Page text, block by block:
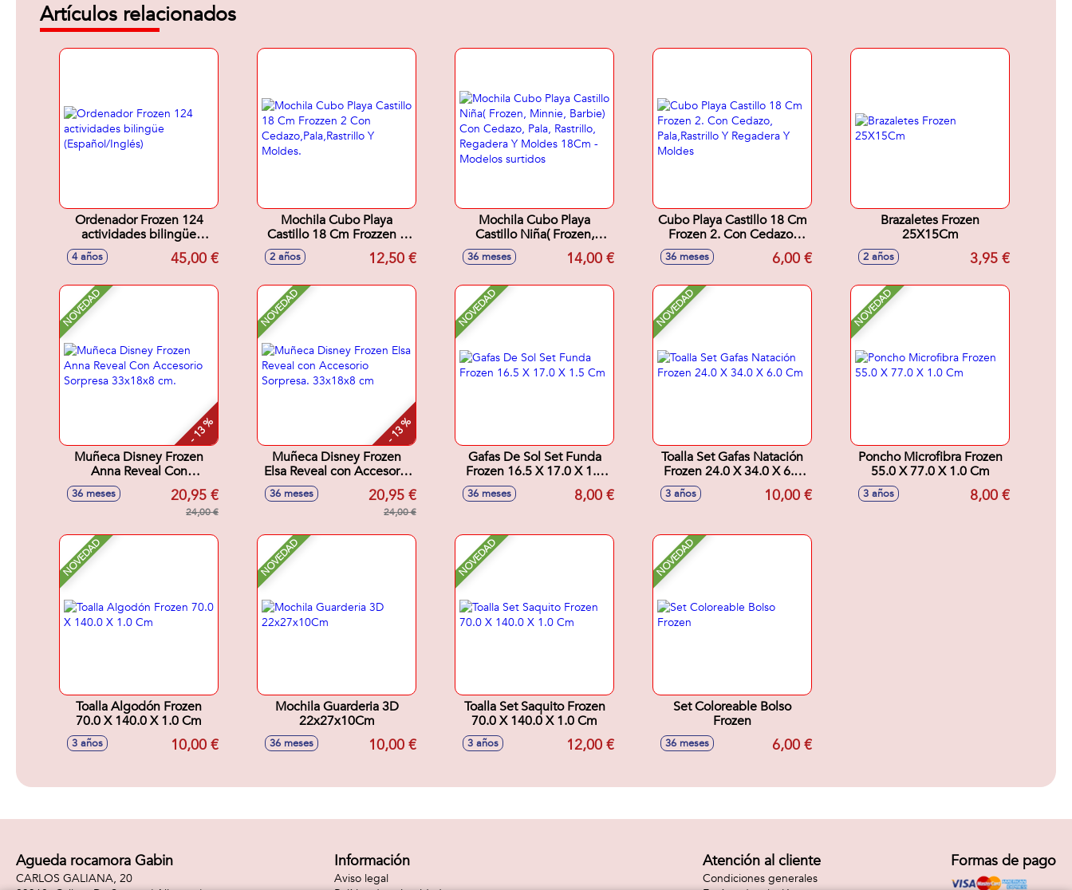
Artículos relacionados
Ordenador Frozen 124
actividades bilingüe
(Español/Inglés)
4 años 45,00 €
Mochila Cubo Playa
Castillo 18 Cm Frozzen 2
Con Cedazo,Pala,Rastrillo
2 años 12,50 €
Mochila Cubo Playa
Castillo Niña( Frozen,
Minnie, Barbie) Con
Cedazo, Pala, Rastrillo,
- Modelos surtidos
36 meses 14,00 €
Cubo Playa Castillo 18 Cm
Frozen 2. Con Cedazo,
Pala,Rastrillo Y Regadera Y
Moldes
36 meses 6,00 €
Brazaletes Frozen
25X15Cm
2 años 3,95 €
NOVEDAD
- 13 %
Muñeca Disney Frozen
Anna Reveal Con
Accesorio Sorpresa
33x18x8 cm.
36 meses 20,95 €
24,00 €
NOVEDAD
- 13 %
Muñeca Disney Frozen
Elsa Reveal con Accesorio
Sorpresa. 33x18x8 cm
36 meses 20,95 €
24,00 €
NOVEDAD
Gafas De Sol Set Funda
Frozen 16.5 X 17.0 X 1.5
36 meses 8,00 €
NOVEDAD
Toalla Set Gafas Natación
Frozen 24.0 X 34.0 X 6.0
3 años 10,00 €
NOVEDAD
Poncho Microfibra Frozen
55.0 X 77.0 X 1.0 Cm
3 años 8,00 €
NOVEDAD
Toalla Algodón Frozen
70.0 X 140.0 X 1.0 Cm
3 años 10,00 €
NOVEDAD
Mochila Guarderia 3D
22x27x10Cm
36 meses 10,00 €
NOVEDAD
Toalla Set Saquito Frozen
70.0 X 140.0 X 1.0 Cm
3 años 12,00 €
NOVEDAD
Set Coloreable Bolso
Frozen
36 meses 6,00 €
Agueda rocamora Gabin
CARLOS GALIANA, 20
Información
Aviso legal
Atención al cliente
Condiciones generales
Formas de pago